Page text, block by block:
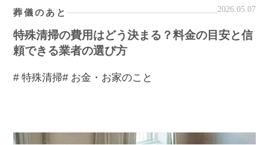
葬儀のあと 2026.05.07
特殊清掃の費用はどう決まる？料金の目安と信
頼できる業者の選び方
# 特殊清掃# お金・お家のこと